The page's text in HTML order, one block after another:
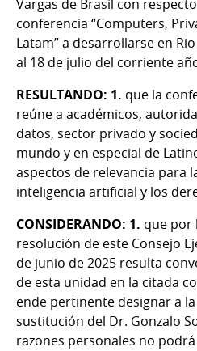
Vargas de Brasil con
conferencia “Computers,
Latam” a desarrollarse en
al 18 de julio del corriente
RESULTANDO: 1. que la
reúne a académicos,
datos, sector privado y
mundo y en especial de
aspectos de relevancia para
inteligencia artificial y los
CONSIDERANDO: 1. que por
resolución de este Consejo
de junio de 2025 resulta
de esta unidad en la citada
ende pertinente designar a
sustitución del Dr. Gonzalo
razones personales no